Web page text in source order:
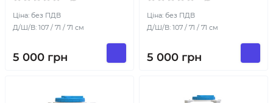
Ціна: без ПДВ
Д/Ш/В: 107 / 71 / 71 см
5 000 грн
Ціна: без ПДВ
Д/Ш/В: 107 / 71 / 71 см
5 000 грн